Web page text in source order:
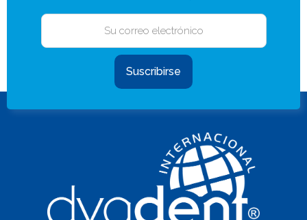
Suscribirse